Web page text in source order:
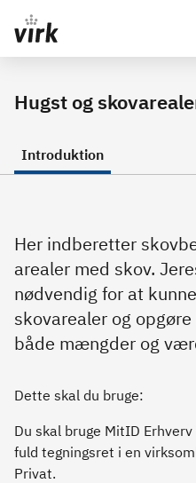
Gå direkte til indhold
Hugst og
Introduktion
Her indberetter
arealer med skov.
nødvendig for at
skovarealer og
både mængder og
Dette skal du bruge:
Du skal bruge MitID
fuld tegningsret i en
Privat.